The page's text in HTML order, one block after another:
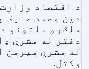
د اقتصاد
دین محمد حنیف
ملګرو ملتونو
دفتر له مشرې
له مشرې میرمن
وکتل.